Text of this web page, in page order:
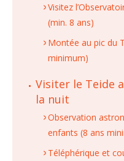
Visitez
(min. 8 ans)
Montée au pic du
minimum)
Visiter le Teide
la nuit
Observation
enfants (8 ans
Téléphérique et